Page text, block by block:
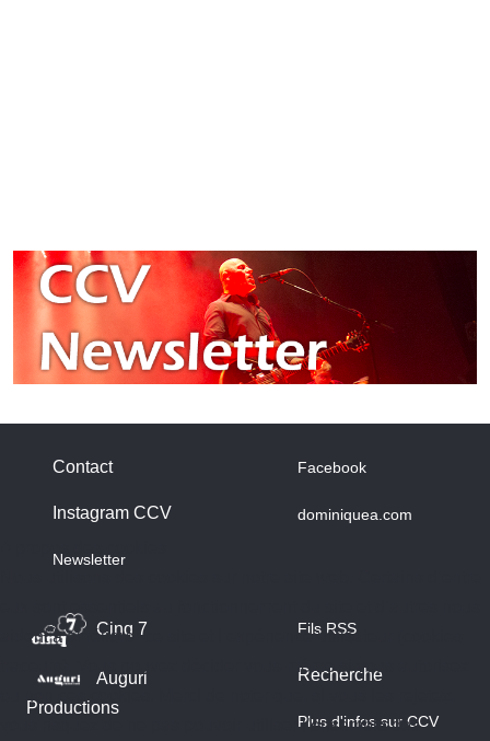
Contact
Instagram CCV
Newsletter
Facebook
dominiquea.com
Cinq 7
Auguri
Productions
Fils RSS
Recherche
Plus d'infos sur CCV
aident à améliorer ce site et l’expérience utilisateur (cookies
traceurs). Vous pouvez décider vous-même si vous autorisez
vous risquez de ne pas pouvoir utiliser l’ensemble des